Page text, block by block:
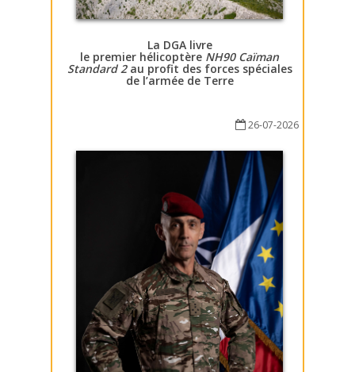
La DGA livre
le premier hélicoptère NH90 Caïman
Standard 2au profit des forces spéciales
de l’armée de Terre
26-07-2026